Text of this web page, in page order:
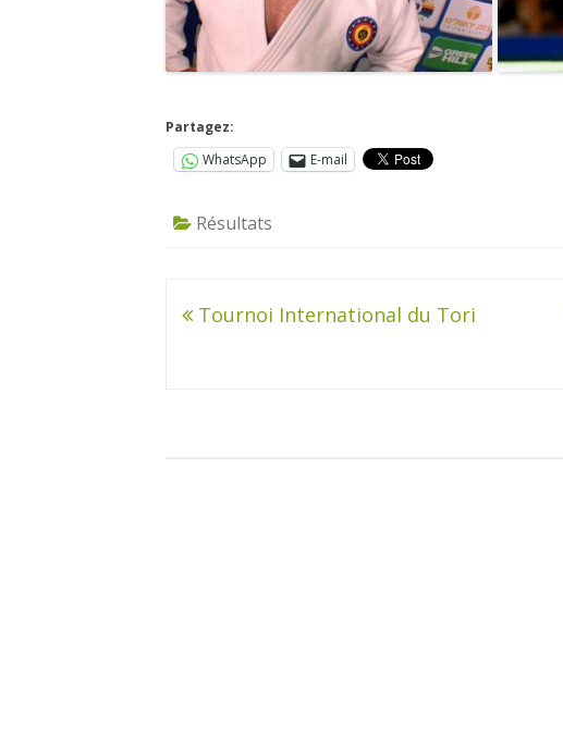
Partagez:
WhatsApp
E-mail
Résultats
Navigation
Tournoi International du Tori